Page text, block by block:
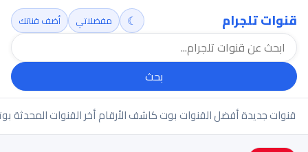
قنوات تلجرام
بحث
☾ مفضلاتي أضف قناتك
قنوات جديدةأفضل القنواتبوت كاشف الأرقامأخر القنوات المحدثة